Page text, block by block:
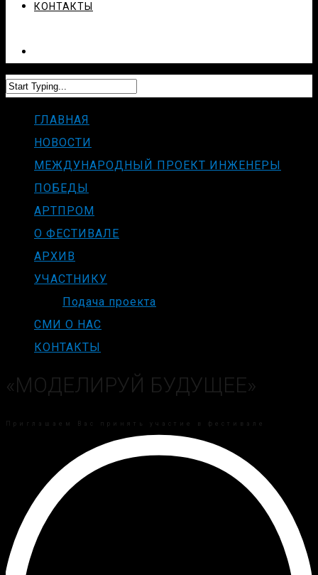
КОНТАКТЫ
ГЛАВНАЯ
НОВОСТИ
МЕЖДУНАРОДНЫЙ ПРОЕКТ ИНЖЕНЕРЫ
ПОБЕДЫ
АРТПРОМ
О ФЕСТИВАЛЕ
АРХИВ
УЧАСТНИКУ
Подача проекта
СМИ О НАС
КОНТАКТЫ
«МОДЕЛИРУЙ БУДУЩЕЕ»
Приглашаем Вас принять участие в фестивале